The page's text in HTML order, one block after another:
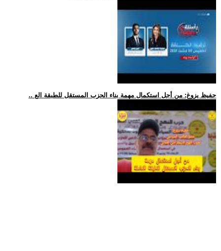
.. حفيظ يزوغ: من أجل استكمال مهمة بناء الحزب المستقل للطبقة الع